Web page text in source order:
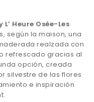
Heure Osée-Les
según la maison, una
realzada con
refrescado gracias al
opción, creada
silvestre de las flores
e inspiración